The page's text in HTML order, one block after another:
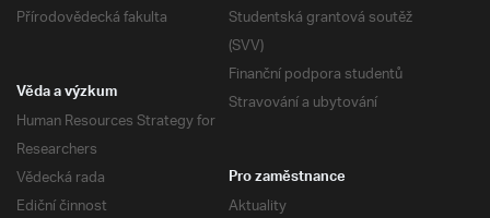
Přírodovědecká fakulta
Studentská grantová soutěž
(SVV)
Finanční podpora studentů
Stravování a ubytování
Věda a výzkum
Human Resources Strategy for
Researchers
Vědecká rada
Ediční činnost
Pro zaměstnance
Aktuality